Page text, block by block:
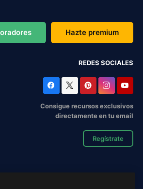
Hazte premium
REDES SOCIALES
Consigue recursos exclusivos
directamente en tu email
Regístrate